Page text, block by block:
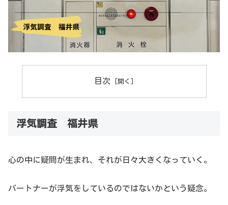
目次
浮気調査 福井県
心の中に疑問が生まれ、それが日々大きくなっていく。
パートナーが浮気をしているのではないかという疑念。